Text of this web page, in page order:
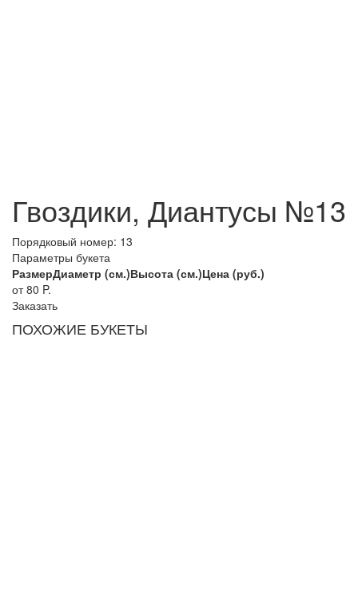
Гвоздики, Диантусы №13
Порядковый номер: 13
Параметры букета
РазмерДиаметр (см.)Высота (см.)Цена (руб.)
от 80 P.
Заказать
ПОХОЖИЕ БУКЕТЫ